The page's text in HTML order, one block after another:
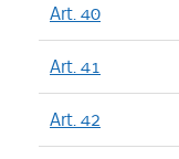
Art. 40
Art. 41
Art. 42